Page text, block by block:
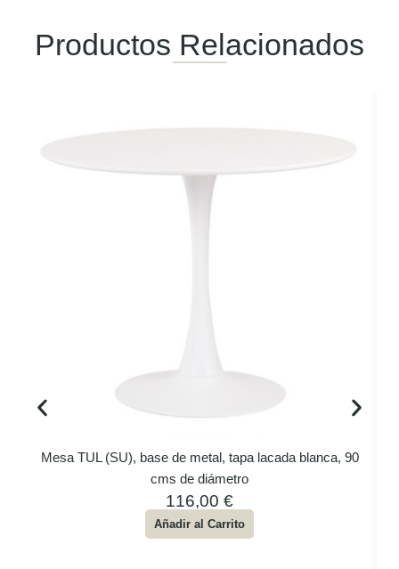
Productos Relacionados
Mesa TUL (SU), base de metal, tapa lacada blanca, 90
cms de diámetro
116,00 €
Añadir al Carrito